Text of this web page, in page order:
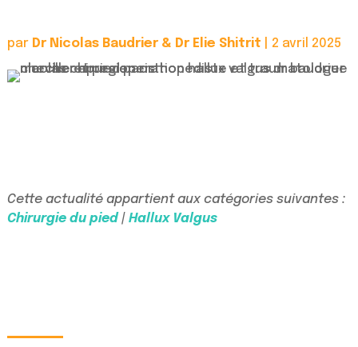
par Dr Nicolas Baudrier & Dr Elie Shitrit 2 avril 2025
Cette actualité appartient aux catégories suivantes :
Chirurgie du pied| Hallux Valgus